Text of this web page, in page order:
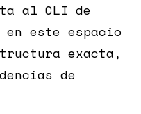
al CLI de
este espacio
exacta,
de